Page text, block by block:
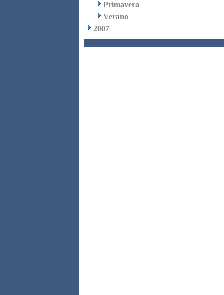
Primavera
Verano
2007